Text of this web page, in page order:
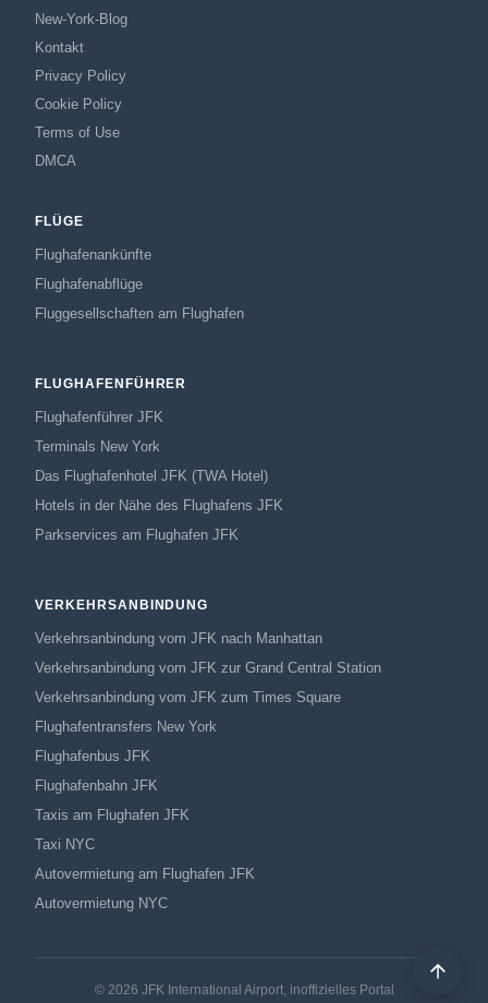
New-York-Blog
Kontakt
Privacy Policy
Cookie Policy
Terms of Use
DMCA
FLÜGE
Flughafenankünfte
Flughafenabflüge
Fluggesellschaften am Flughafen
FLUGHAFENFÜHRER
Flughafenführer JFK
Terminals New York
Das Flughafenhotel JFK (TWA Hotel)
Hotels in der Nähe des Flughafens JFK
Parkservices am Flughafen JFK
VERKEHRSANBINDUNG
Verkehrsanbindung vom JFK nach Manhattan
Verkehrsanbindung vom JFK zur Grand Central Station
Verkehrsanbindung vom JFK zum Times Square
Flughafentransfers New York
Flughafenbus JFK
Flughafenbahn JFK
Taxis am Flughafen JFK
Taxi NYC
Autovermietung am Flughafen JFK
Autovermietung NYC
© 2026 JFK International Airport, inoffizielles Portal